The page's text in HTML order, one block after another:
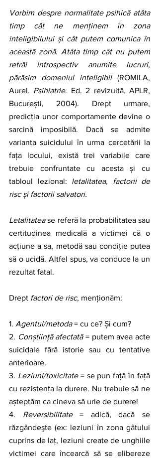
Vorbim despre normalitate psihică atâta
timp cât ne menținem în zona
inteligibilului și cât putem comunica în
această zonă. Atâta timp cât nu putem
retrăi introspectiv anumite lucruri,
părăsim domeniul inteligibil (ROMILA,
Aurel. Psihiatrie. Ed. 2 revizuită, APLR,
București, 2004). Drept urmare,
predicția unor comportamente devine o
sarcină imposibilă. Dacă se admite
varianta suicidului în urma cercetării la
fața locului, există trei variabile care
trebuie confruntate cu acesta și cu
tabloul lezional: letalitatea, factorii de
risc și factorii salvatori.
Letalitatea se referă la probabilitatea sau
certitudinea medicală a victimei că o
acțiune a sa, metodă sau condiție putea
să o ucidă. Altfel spus, va conduce la un
rezultat fatal.
Drept factori de risc, menționăm:
1. Agentul/metoda = cu ce? Și cum?
2. Conștiință afectată = putem avea acte
suicidale fără istorie sau cu tentative
anterioare.
3. Leziuni/toxicitate = se pun față în față
cu rezistența la durere. Nu trebuie să ne
așteptăm ca cineva să urle de durere!
4. Reversibilitate = adică, dacă se
răzgândeşte (ex: leziuni în zona gâtului
cuprins de laț, leziuni create de unghiile
victimei care încearcă să se elibereze